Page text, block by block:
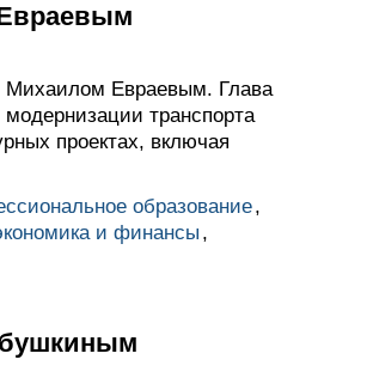
Михаилом Евраевым. Глава
транспорта
проектах, включая
образование,
и финансы ,